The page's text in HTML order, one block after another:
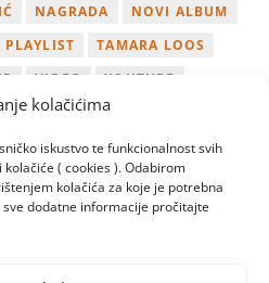
kolačićima
iskustvo te funkcionalnost svih
( cookies ). Odabirom
kolačića za koje je potrebna
dodatne informacije pročitajte
NAGRADA
NOVI ALBUM
PLAYLIST
TAMARA LOOS
VIDEO
YOUTUBE